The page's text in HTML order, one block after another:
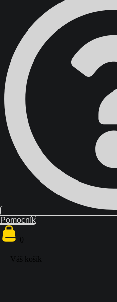
Pomocník
0
Váš košík
Domov
Školenia
Blog
O nás
Kontakt
študenta
{{ search
}}
Váš košík